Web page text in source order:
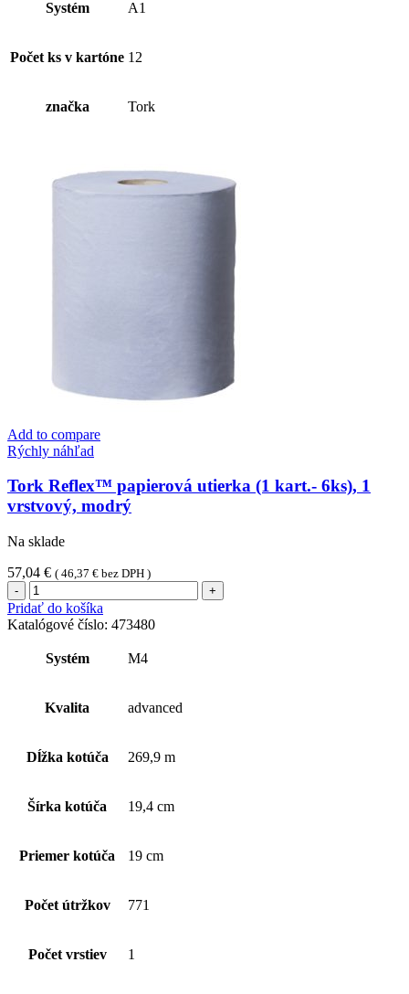
osviežovača
(1ks)
Systém A1
Počet ks v kartóne 12
značka Tork
Add to compare
Rýchly náhľad
Tork Reflex™ papierová utierka (1 kart.- 6ks), 1
vrstvový, modrý
Na sklade
57,04 € ( 46,37 € bez DPH )
množstvo
Tork
Reflex™
papierová
utierka
6ks),
modrý
Pridať do košíka
Katalógové číslo: 473480
Systém M4
Kvalita advanced
Dĺžka kotúča 269,9 m
Šírka kotúča 19,4 cm
Priemer kotúča 19 cm
Počet útržkov 771
Počet vrstiev 1